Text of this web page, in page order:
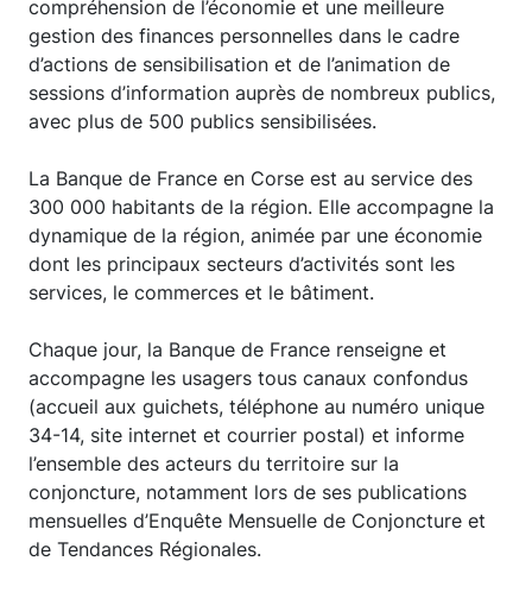
compréhension de l’économie et une meilleure
gestion des finances personnelles dans le cadre
d’actions de sensibilisation et de l’animation de
sessions d’information auprès de nombreux publics,
avec plus de 500 publics sensibilisées.
La Banque de France en Corse est au service des
300 000 habitants de la région. Elle accompagne la
dynamique de la région, animée par une économie
dont les principaux secteurs d’activités sont les
services, le commerces et le bâtiment.
Chaque jour, la Banque de France renseigne et
accompagne les usagers tous canaux confondus
(accueil aux guichets, téléphone au numéro unique
34-14, site internet et courrier postal) et informe
l’ensemble des acteurs du territoire sur la
conjoncture, notamment lors de ses publications
mensuelles d’Enquête Mensuelle de Conjoncture et
de Tendances Régionales.